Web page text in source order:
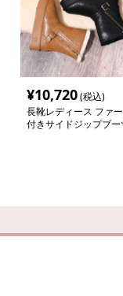
¥10,720(税込)
長靴レディース ファー
付きサイドジップブー